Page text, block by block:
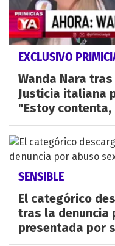
EXCLUSIVO
Wanda Nara
Justicia italiana
"Estoy contenta,
SENSIBLE
El categórico
tras la denuncia
presentada por